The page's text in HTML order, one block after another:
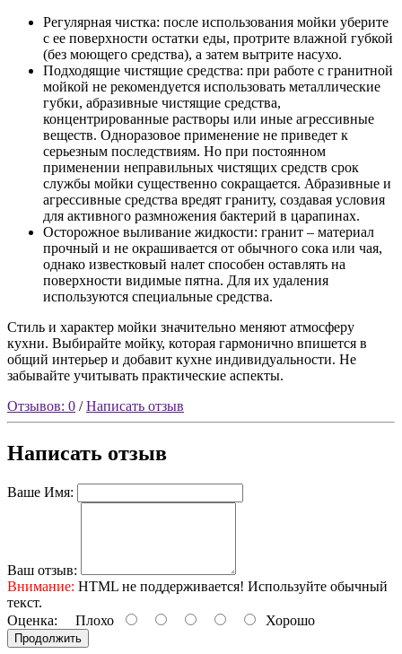
Регулярная чистка: после использования мойки уберите
с ее поверхности остатки еды, протрите влажной губкой
(без моющего средства), а затем вытрите насухо.
Подходящие чистящие средства: при работе с гранитной
мойкой не рекомендуется использовать металлические
губки, абразивные чистящие средства,
концентрированные растворы или иные агрессивные
веществ. Одноразовое применение не приведет к
серьезным последствиям. Но при постоянном
применении неправильных чистящих средств срок
службы мойки существенно сокращается. Абразивные и
агрессивные средства вредят граниту, создавая условия
для активного размножения бактерий в царапинах.
Осторожное выливание жидкости: гранит – материал
прочный и не окрашивается от обычного сока или чая,
однако известковый налет способен оставлять на
поверхности видимые пятна. Для их удаления
используются специальные средства.
Стиль и характер мойки значительно меняют атмосферу
кухни. Выбирайте мойку, которая гармонично впишется в
общий интерьер и добавит кухне индивидуальности. Не
забывайте учитывать практические аспекты.
Отзывов: 0 /Написать отзыв
Написать отзыв
Ваше Имя:
Ваш отзыв:
Внимание: HTML не поддерживается! Используйте обычный
текст.
Оценка: Плохо Хорошо
Продолжить